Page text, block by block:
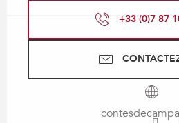
+33 (0)7 87